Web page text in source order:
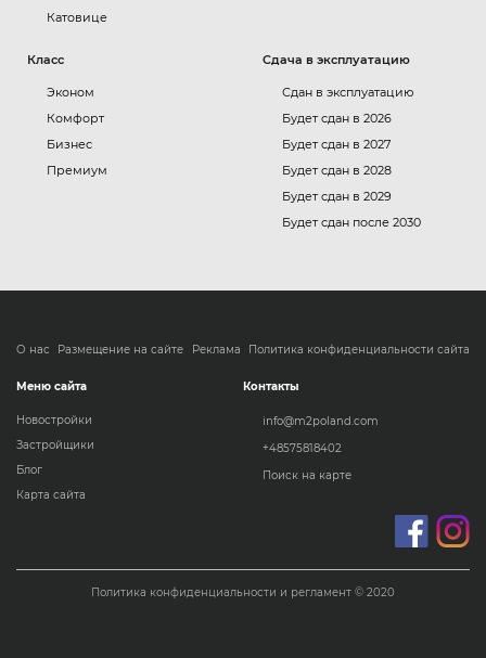
Катовице
Класс
Эконом
Комфорт
Бизнес
Премиум
Сдача в эксплуатацию
Сдан в эксплуатацию
Будет сдан в 2026
Будет сдан в 2027
Будет сдан в 2028
Будет сдан в 2029
Будет сдан после 2030
О нас Размещение на сайте Реклама Политика конфиденциальности сайта
Меню сайта
Новостройки
Застройщики
Блог
Карта сайта
Контакты
info@m2poland.com
+48575818402
Поиск на карте
Политика конфиденциальности и регламент © 2020